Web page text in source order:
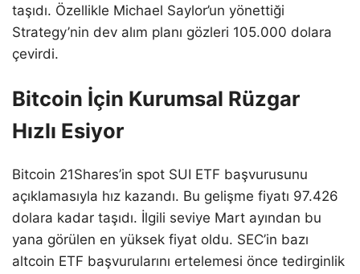
taşıdı. Özellikle Michael Saylor’un yönettiği
Strategy’nin dev alım planı gözleri 105.000 dolara
çevirdi.
Bitcoin İçin Kurumsal Rüzgar
Hızlı Esiyor
Bitcoin 21Shares’in spot SUI ETF başvurusunu
açıklamasıyla hız kazandı. Bu gelişme fiyatı 97.426
dolara kadar taşıdı. İlgili seviye Mart ayından bu
yana görülen en yüksek fiyat oldu. SEC’in bazı
altcoin ETF başvurularını ertelemesi önce tedirginlik